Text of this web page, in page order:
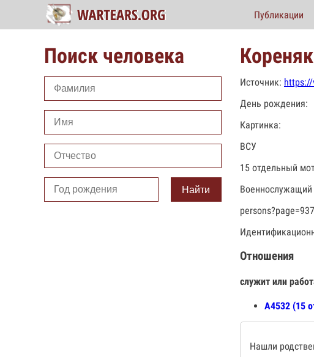
Публикации
Поиск человека
Найти
Источник:
День рождения:
Картинка:
ВСУ
15 отдельный
Военнослужащий
Отношения
служит или
А4532 (15
Нашли